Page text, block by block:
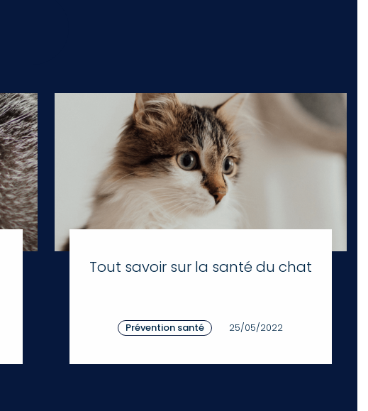
Tout savoir sur la santé du chat
Prévention santé 25/05/2022